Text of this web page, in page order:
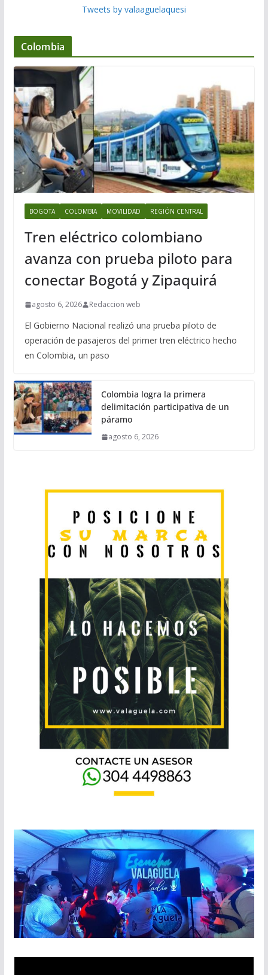
Tweets by valaaguelaquesi
Colombia
BOGOTA COLOMBIA MOVILIDAD REGIÓN CENTRAL
Tren eléctrico colombiano
avanza con prueba piloto para
conectar Bogotá y Zipaquirá
agosto 6, 2026 Redaccion web
El Gobierno Nacional realizó una prueba piloto de
operación de pasajeros del primer tren eléctrico hecho
en Colombia, un paso
Colombia logra la primera
delimitación participativa de un
páramo
agosto 6, 2026